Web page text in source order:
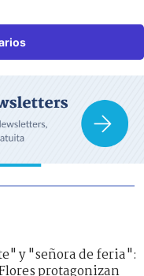
y "señora de feria":
protagonizan